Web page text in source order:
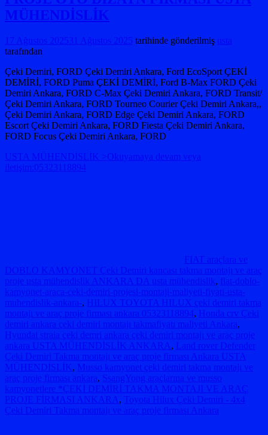
MÜHENDİSLİK
17 Ağustos 202531 Ağustos 2025 tarihinde gönderilmiş usta
tarafından
Çeki Demiri, FORD Çeki Demiri Ankara, Ford EcoSport ÇEKİ
DEMİRİ, FORD Puma ÇEKİ DEMİRİ, Ford B-Max FORD Çeki
Demiri Ankara, FORD C-Max Çeki Demiri Ankara, FORD Transit/
Çeki Demiri Ankara, FORD Tourneo Courier Çeki Demiri Ankara,,
Çeki Demiri Ankara, FORD Edge Çeki Demiri Ankara, FORD
Escort Çeki Demiri Ankara, FORD Fiesta Çeki Demiri Ankara,
FORD Focus Çeki Demiri Ankara, FORD
USTA MÜHENDİSLİK >Okuyamaya devam veya
iletişim:05323118894
FIAT araçlara ve
DOBLO KAMYONET Çeki Demiri kancası takma montajı ve araç
proje usta mühendislik ANKARA DA usta mühendislik, fiat-doblo-
kamyonet-araca-ceki-demiri-projesi-montaji-maliyeti-fiyati-usta-
muhendislik-ankara-, HILUX TOYOTA HILUX çeki demiri takma
montajı ve araç proje firması ankara 05323118894, Honda crv Çeki
demiri ankara çeki demiri montajı takmafiyatı maliyeti Ankara,
Hyundai straia çeki demri ankara çeki demiri montajı ve araç proje
ankara USTA MÜHENDİSLİK ANKARA, Land rover Defender
Çeki Demiri Takma montajı ve araç proje firması Ankara USTA
MÜHENDİSLİK , Musso kamyonet çeki demiri takma montajı ve
araç proje firması ankara, SsangYong araçlarına ve musso
kamyonetlere *ÇEKİ DEMİRİ TAKMA MONTAJI VE ARAÇ
PROJE FİRMASI ANKARA, Toyota Hilux Çeki Demiri - 4x4
Çeki Demiri Takma montajı ve araç proje firması Ankara